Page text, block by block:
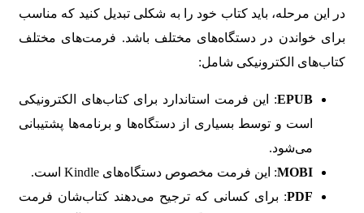
در این مرحله، باید کتاب خود را به شکلی تبدیل کنید که مناسب
برای خواندن در دستگاه‌های مختلف باشد. فرمت‌های مختلف
کتاب‌های الکترونیکی شامل:
EPUB: این فرمت استاندارد برای کتاب‌های الکترونیکی
است و توسط بسیاری از دستگاه‌ها و برنامه‌ها پشتیبانی
می‌شود.
MOBI: این فرمت مخصوص دستگاه‌های Kindle است.
PDF: برای کسانی که ترجیح می‌دهند کتاب‌شان فرمت